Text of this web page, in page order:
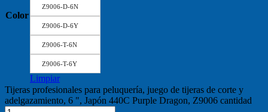
Color
Z9006-D-6N
Z9006-D-6Y
Z9006-T-6N
Z9006-T-6Y
Limpiar
Tijeras profesionales para peluquería, juego de tijeras de corte y
adelgazamiento, 6 ", Japón 440C Purple Dragon, Z9006 cantidad